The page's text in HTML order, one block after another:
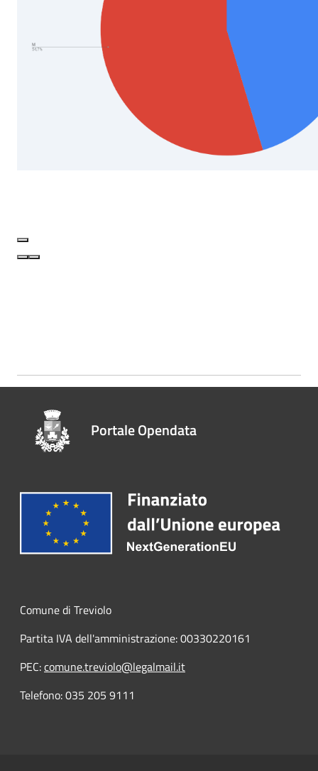
Portale Opendata
Comune di Treviolo
Partita IVA dell'amministrazione: 00330220161
PEC:comune.treviolo@legalmail.it
Telefono:035 205 9111